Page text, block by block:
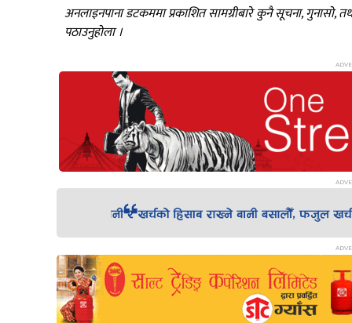
अनलाइनपाना डटकममा प्रकाशित सामग्रीबारे कुनै सूचना, गुनासो,
पठाउनुहोला ।